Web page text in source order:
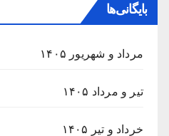
بایگانی‌ها
مرداد و شهریور ۱۴۰۵
تیر و مرداد ۱۴۰۵
خرداد و تیر ۱۴۰۵